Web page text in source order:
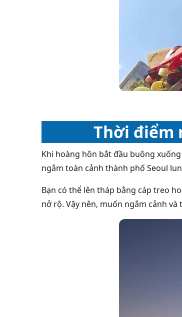
Thời điểm
Khi hoàng hôn bắt đầu buông
ngắm toàn cảnh thành phố Seoul
Bạn có thể lên tháp bằng cáp treo
nở rộ. Vậy nên, muốn ngắm cảnh